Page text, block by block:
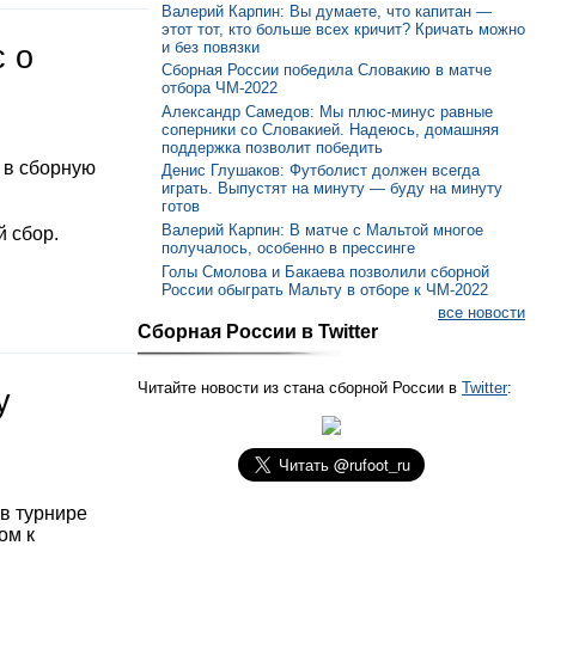
о
сборную
сбор.
турнире
к
Валерий Карпин: Вы думаете, что капитан —
этот тот, кто больше всех кричит? Кричать можно
и без повязки
Сборная России победила Словакию в матче
отбора ЧМ-2022
Александр Самедов: Мы плюс-минус равные
соперники со Словакией. Надеюсь, домашняя
поддержка позволит победить
Денис Глушаков: Футболист должен всегда
играть. Выпустят на минуту — буду на минуту
готов
Валерий Карпин: В матче с Мальтой многое
получалось, особенно в прессинге
Голы Смолова и Бакаева позволили сборной
России обыграть Мальту в отборе к ЧМ-2022
все новости
Сборная России в Twitter
Читайте новости из стана сборной России в Twitter: